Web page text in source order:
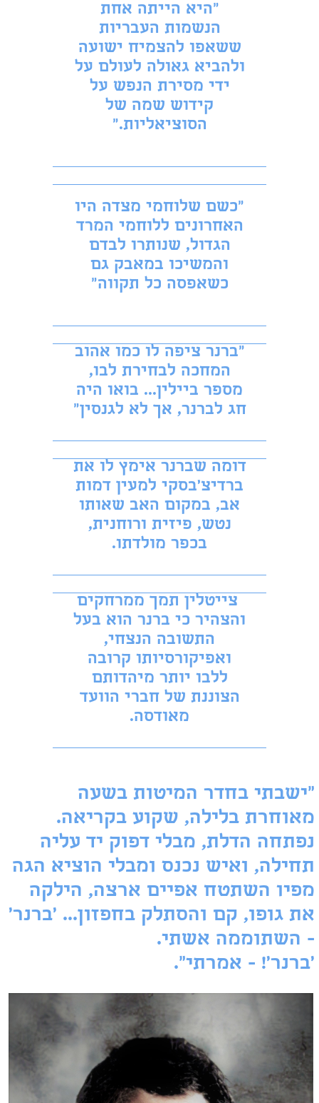
״היא הייתה אחת
הנשמות העבריות
ששאפו להצמיח ישועה
ולהביא גאולה לעולם על
ידי מסירת הנפש על
קידוש שמה של
הסוציאליות.״
״כשם שלוחמי מצדה היו
האחרונים ללוחמי המרד
הגדול, שנותרו לבדם
והמשיכו במאבק גם
כשאפסה כל תקווה״​
"ברנר ציפה לו כמו אהוב
המחכה לבחירת לבו,
מספר ביילין... בואו היה
חג לברנר, אך לא לגנסין"
דומה שברנר אימץ לו את
ברדיצ'בסקי למעין דמות
אב, במקום האב שאותו
נטש, פיזית ורוחנית,
בכפר מולדתו.
צייטלין תמך ממרחקים
והצהיר כי ברנר הוא בעל
התשובה הנצחי,
ואפיקורסיותו קרובה
ללבו יותר מיהדותם
הצוננת של חברי הוועד
מאודסה.
"ישבתי בחדר המיטות בשעה
מאוחרת בלילה, שקוע בקריאה.
נפתחה הדלת, מבלי דפוק יד עליה
תחילה, ואיש נכנס ומבלי הוציא הגה
מפיו השתטח אפיים ארצה, הילקה
את גופו, קם והסתלק בחפזון... 'ברנר'
- השתוממה אשתי.
'ברנר'! - אמרתי".